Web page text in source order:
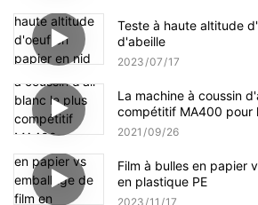
Teste à haute altitude
d'abeille
2023 07 17
La machine à coussin
compétitif MA400 pour
2021 09 26
Film à bulles en papier
en plastique PE
2023 11 17